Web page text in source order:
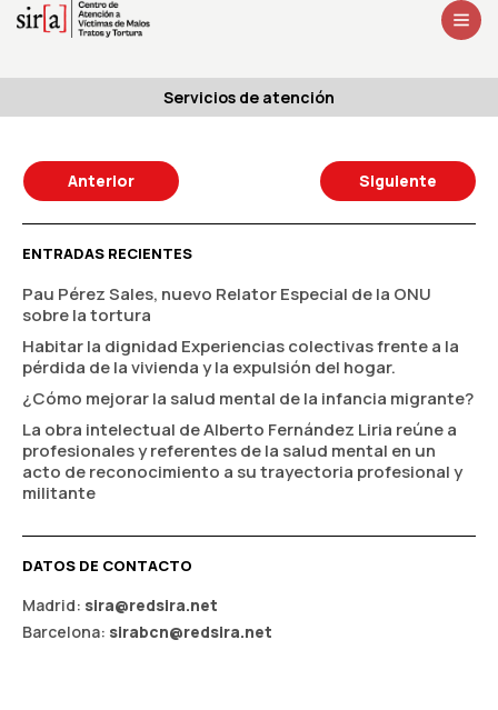
Servicios de atención
Anterior Siguiente
ENTRADAS RECIENTES
Pau Pérez Sales, nuevo Relator Especial de la ONU
sobre la tortura
Habitar la dignidad Experiencias colectivas frente a la
pérdida de la vivienda y la expulsión del hogar.
¿Cómo mejorar la salud mental de la infancia migrante?
La obra intelectual de Alberto Fernández Liria reúne a
profesionales y referentes de la salud mental en un
acto de reconocimiento a su trayectoria profesional y
militante
DATOS DE CONTACTO
Madrid: sira@redsira.net
Barcelona: sirabcn@redsira.net